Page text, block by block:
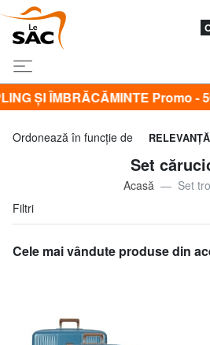
Promo - 50% | - 60% | - 70%
Ordonează în funcţie de RELEVANŢĂ
Set
Acasă
Set
Filtri
Cele mai vândute produse din